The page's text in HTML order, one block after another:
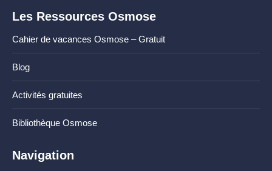
Les Ressources Osmose
Cahier de vacances Osmose – Gratuit
Blog
Activités gratuites
Bibliothèque Osmose
Navigation